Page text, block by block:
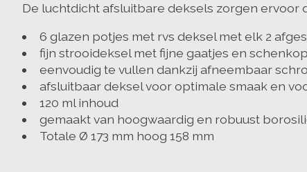
De luchtdicht afsluitbare deksels zorgen ervoor
6 glazen potjes met rvs deksel met elk 2
fijn strooideksel met fijne gaatjes en
eenvoudig te vullen dankzij afneembaar
afsluitbaar deksel voor optimale smaak en
120 ml inhoud
gemaakt van hoogwaardig en robuust
Totale Ø 173 mm hoog 158 mm